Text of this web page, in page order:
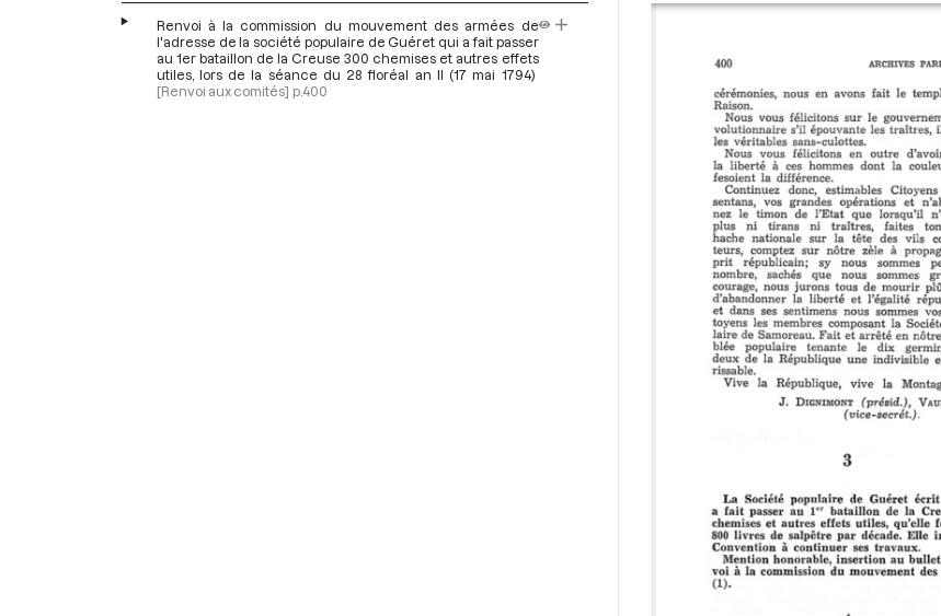
Renvoi à la commission du mouvement des armées de
l'adresse de la société populaire de Guéret qui a fait passer
au 1er bataillon de la Creuse 300 chemises et autres effets
utiles, lors de la séance du 28 floréal an II (17 mai 1794)
[Renvoi aux comités] p.400
s